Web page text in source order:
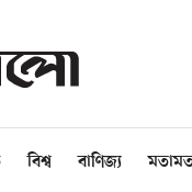
বিশ্ব বাণিজ্য